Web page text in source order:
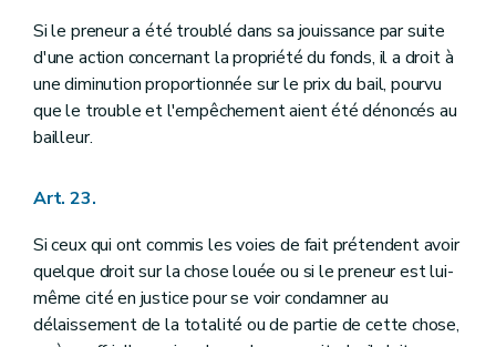
Si le preneur a été troublé dans sa jouissance par suite
d'une action concernant la propriété du fonds, il a droit à
une diminution proportionnée sur le prix du bail, pourvu
que le trouble et l'empêchement aient été dénoncés au
bailleur.
Art. 23.
Si ceux qui ont commis les voies de fait prétendent avoir
quelque droit sur la chose louée ou si le preneur est lui-
même cité en justice pour se voir condamner au
délaissement de la totalité ou de partie de cette chose,